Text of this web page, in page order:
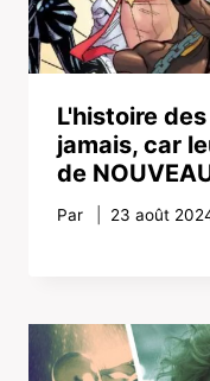
L'histoire
jamais, car
de
Par 23 août